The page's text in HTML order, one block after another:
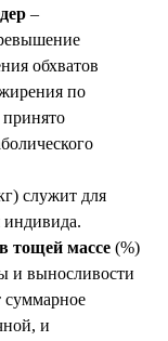
–
обхватов
по
служит для
индивида.
тощей массе (%)
и выносливости
суммарное
и